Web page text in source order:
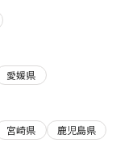
愛媛県
宮崎県
鹿児島県